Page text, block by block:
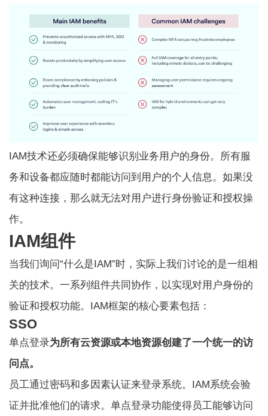
IAM技术还必须确保能够识别业务用户的身份。所有服
务和设备都应随时都能访问到用户的个人信息。如果没
有这种连接，那么就无法对用户进行身份验证和授权操
作。
IAM组件
当我们询问“什么是IAM”时，实际上我们讨论的是一组相
关的技术。一系列组件共同协作，以实现对用户身份的
验证和授权功能。IAM框架的核心要素包括：
SSO
单点登录为所有云资源或本地资源创建了一个统一的访
问点。
员工通过密码和多因素认证来登录系统。IAM系统会验
证并批准他们的请求。单点登录功能使得员工能够访问